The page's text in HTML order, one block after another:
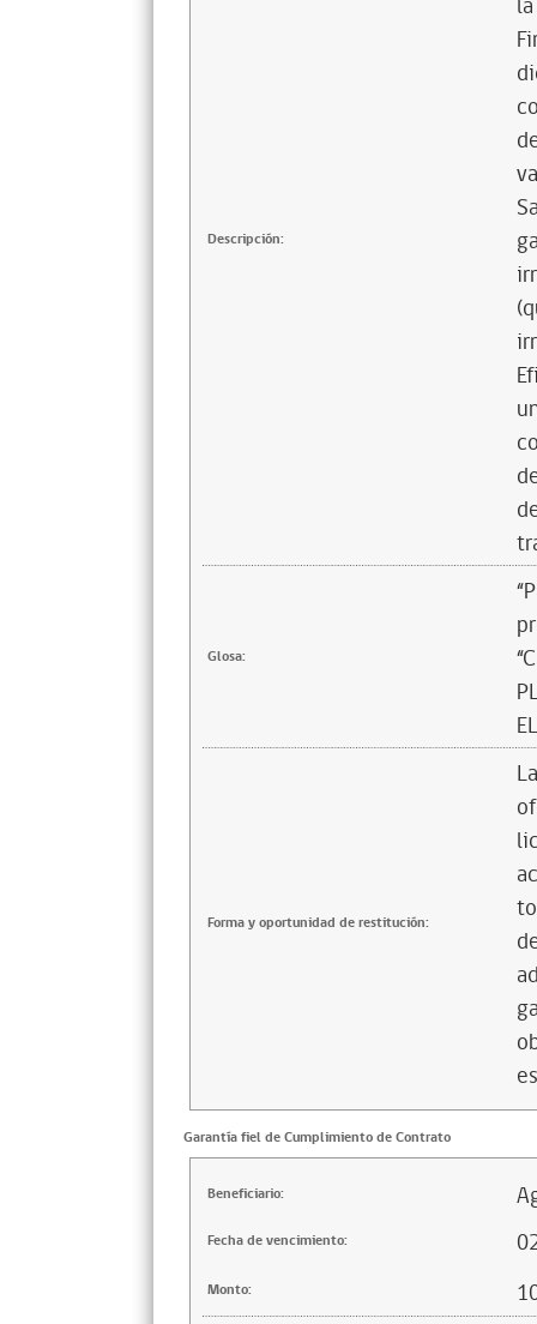
Descripción:
Glosa:
Forma y oportunidad de restitución:
Garantía fiel de Cumplimiento de Contrato
Beneficiario:
Fecha de vencimiento:
Monto: